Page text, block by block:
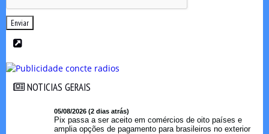
Enviar
NOTICIAS GERAIS
05/08/2026 (2 dias atrás)
Pix passa a ser aceito em comércios de oito países e
amplia opções de pagamento para brasileiros no exterior